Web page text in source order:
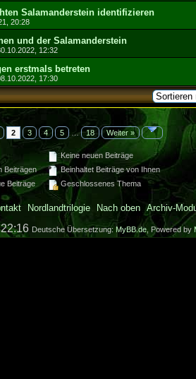
Salamanderstein identifizieren
20:28
von 5 durchschnittlich
12345
und der Salamanderstein
12:32
von 5 durchschnittlich
1 234 5
erstmals betreten
17:30
von 5 durchschnittlich
12345
2 3 4 5 … 18 Weiter »
Beiträgen
Beiträge
Keine neuen Beiträge
Beinhaltet Beiträge von Ihnen
Geschlossenes Thema
Nordlandtrilogie Nach oben Archiv-
Deutsche Übersetzung:MyBB.de, Powered by